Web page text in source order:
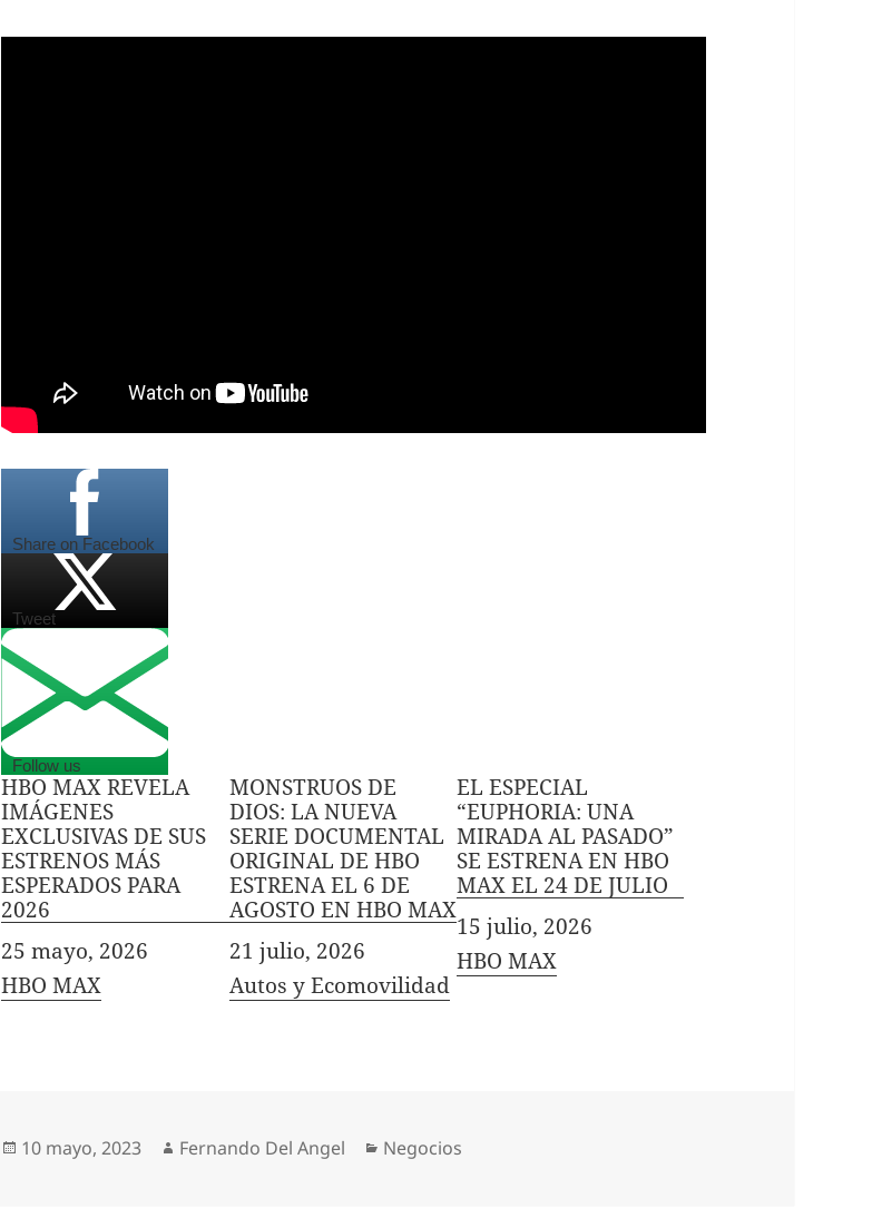
Share on Facebook
Tweet
Follow us
HBO MAX REVELA
IMÁGENES
EXCLUSIVAS DE SUS
ESTRENOS MÁS
ESPERADOS PARA
2026
Fecha
25 mayo, 2026
In relation to
HBO MAX
MONSTRUOS DE
DIOS: LA NUEVA
SERIE DOCUMENTAL
ORIGINAL DE HBO
ESTRENA EL 6 DE
AGOSTO EN HBO MAX
Fecha
21 julio, 2026
In relation to
Autos y Ecomovilidad
EL ESPECIAL
“EUPHORIA: UNA
MIRADA AL PASADO”
SE ESTRENA EN HBO
MAX EL 24 DE JULIO
Fecha
15 julio, 2026
In relation to
HBO MAX
Publicado
10 mayo, 2023 Autor
Fernando Del Angel Categorías
Negocios